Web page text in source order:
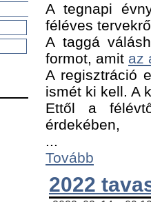
A tegnapi
féléves
A taggá
formot, amit az
A regisztráció
ismét ki kell. A
Ettől a
érdekében,
...
Tovább
2022